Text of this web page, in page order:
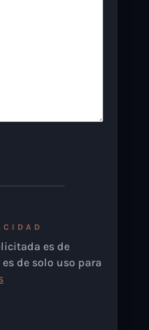
es de
de solo uso para